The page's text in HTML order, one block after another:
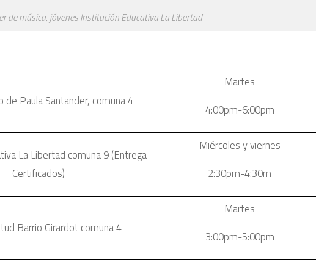
de música, jóvenes Institución Educativa La Libertad
de Paula Santander, comuna 4
Martes
4:00pm-6:00pm
La Libertad comuna 9 (Entrega
Certificados)
Miércoles y viernes
2:30pm-4:30m
Barrio Girardot comuna 4
Martes
3:00pm-5:00pm